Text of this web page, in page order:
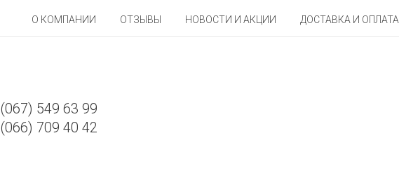
О КОМПАНИИ ОТЗЫВЫ НОВОСТИ И АКЦИИ ДОСТАВКА И ОПЛАТА
(067) 549 63 99
(066) 709 40 42